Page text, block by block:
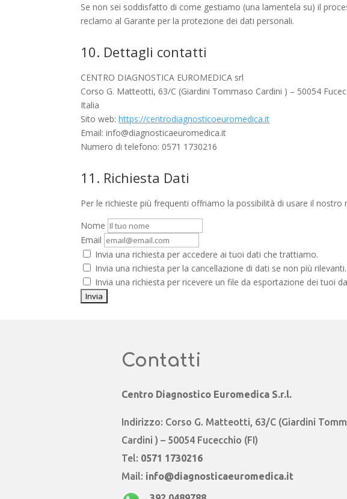
Se non sei soddisfatto di come gestiamo (una lamentela su) il
reclamo al Garante per la protezione dei dati personali.
10. Dettagli contatti
CENTRO DIAGNOSTICA EUROMEDICA srl
Corso G. Matteotti, 63/C (Giardini Tommaso Cardini ) – 50054
Italia
Sito web:https://centrodiagnosticoeuromedica.it
Email:info@diagnosticaeuromedica.it
Numero di telefono: 0571 1730216
11. Richiesta Dati
Per le richieste più frequenti offriamo la possibilità di usare il nostro
Nome
Email
Invia una richiesta per accedere ai tuoi dati che trattiamo.
Invia una richiesta per la cancellazione di dati se non più rilevanti.
Invia una richiesta per ricevere un file da esportazione dei tuoi
Contatti
Centro Diagnostico Euromedica S.r.l.
Indirizzo: Corso G. Matteotti, 63/C (Giardini
Cardini ) – 50054 Fucecchio (FI)
Tel: 0571 1730216
Mail: info@diagnosticaeuromedica.it